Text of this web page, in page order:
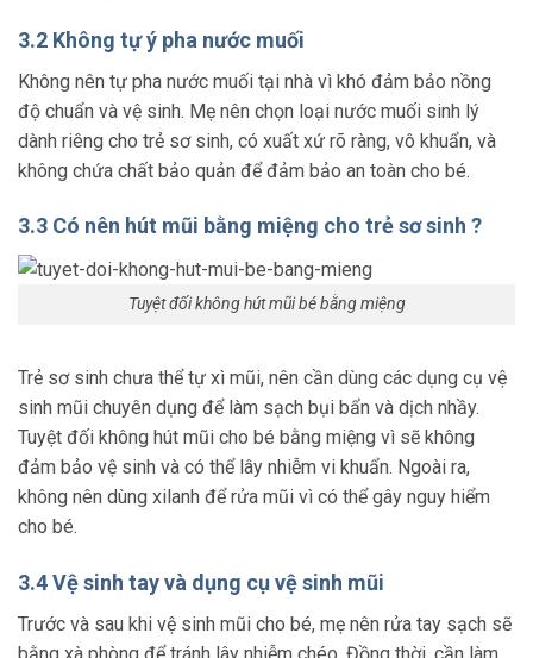
3.2 Không tự ý pha nước muối
Không nên tự pha nước muối tại nhà vì khó đảm bảo nồng
độ chuẩn và vệ sinh. Mẹ nên chọn loại nước muối sinh lý
dành riêng cho trẻ sơ sinh, có xuất xứ rõ ràng, vô khuẩn, và
không chứa chất bảo quản để đảm bảo an toàn cho bé.
3.3 Có nên hút mũi bằng miệng cho trẻ sơ sinh ?
Tuyệt đối không hút mũi bé bằng miệng
Trẻ sơ sinh chưa thể tự xì mũi, nên cần dùng các dụng cụ vệ
sinh mũi chuyên dụng để làm sạch bụi bẩn và dịch nhầy.
Tuyệt đối không hút mũi cho bé bằng miệng vì sẽ không
đảm bảo vệ sinh và có thể lây nhiễm vi khuẩn. Ngoài ra,
không nên dùng xilanh để rửa mũi vì có thể gây nguy hiểm
cho bé.
3.4 Vệ sinh tay và dụng cụ vệ sinh mũi
Trước và sau khi vệ sinh mũi cho bé, mẹ nên rửa tay sạch sẽ